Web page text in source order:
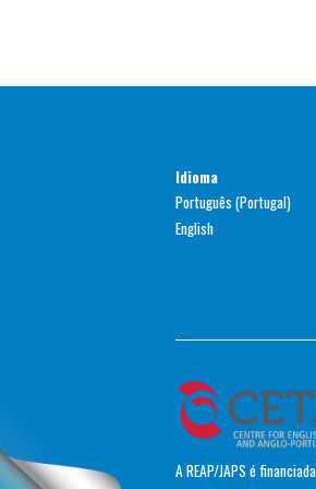
Idioma
Português (Portugal)
English
A REAP/JAPS é